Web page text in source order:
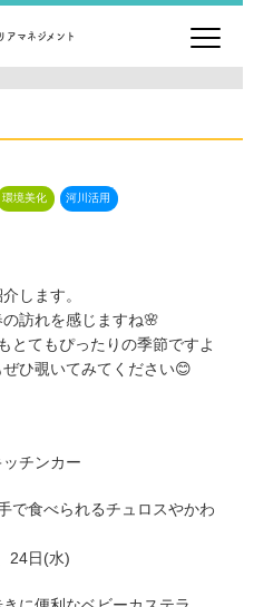
アマネジメント
環境美化 河川活用
します。
訪れを感じますね🌸
とてもぴったりの季節ですよ
ひ覗いてみてください😊
チンカー
で食べられるチュロスやかわ
24日(水)